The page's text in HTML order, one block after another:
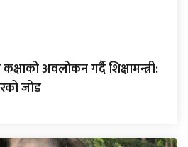
अवलोकन गर्दै शिक्षामन्त्री:
जोड